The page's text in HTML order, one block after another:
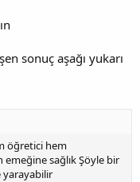
sonuç aşağı yukarı
öğretici hem
sağlık Şöyle bir
yarayabilir